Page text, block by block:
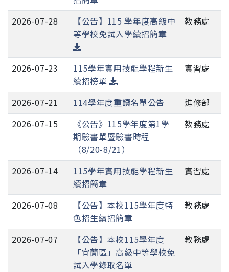
2026-07-28
【公告】115 學年度高級中
等學校免試入學續招簡章
教務處
2026-07-23
115學年實用技能學程新生
續招榜單
實習處
2026-07-21 114學年度重讀名單公告
進修部
2026-07-15
《公告》115學年度第1學
期驗書單暨驗書時程
（8/20-8/21）
教務處
2026-07-14
115學年實用技能學程新生
續招簡章
實習處
2026-07-08
【公告】本校115學年度特
色招生續招簡章
教務處
2026-07-07
【公告】本校115學年度
「宜蘭區」高級中等學校免
試入學錄取名單
教務處